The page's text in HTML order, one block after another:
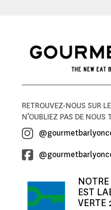
RETROUVEZ-NOUS SUR
N’OUBLIEZ PAS DE NOUS
EST
VERTE